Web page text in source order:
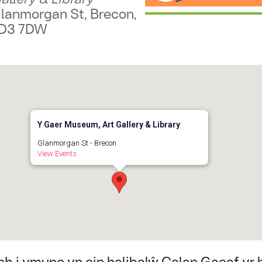
St, Brecon,
7DW
Y Gaer Museum, Art Gallery & Library
Glanmorgan St - Brecon
View Events